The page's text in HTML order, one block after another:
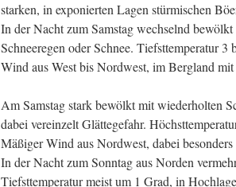
starken, in exponierten Lagen stürmischen
In der Nacht zum Samstag wechselnd
Schneeregen oder Schnee. Tiefsttemperatur
Wind aus West bis Nordwest, im Bergland
Am Samstag stark bewölkt mit wiederholten
dabei vereinzelt Glättegefahr.
Mäßiger Wind aus Nordwest, dabei
In der Nacht zum Sonntag aus Norden
Tiefsttemperatur meist um 1 Grad, in